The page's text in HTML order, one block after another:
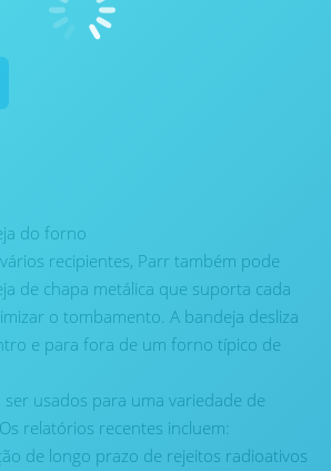
do forno
recipientes, Parr também pode
de chapa metálica que suporta cada
o tombamento. A bandeja desliza
e para fora de um forno típico de
ser usados para uma variedade de
relatórios recentes incluem:
de longo prazo de rejeitos radioativos